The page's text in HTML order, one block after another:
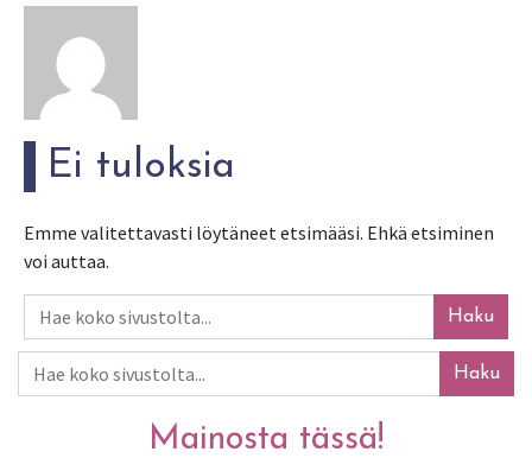
Ei tuloksia
Emme valitettavasti löytäneet etsimääsi. Ehkä etsiminen
voi auttaa.
Haku
Haku
Mainosta tässä!